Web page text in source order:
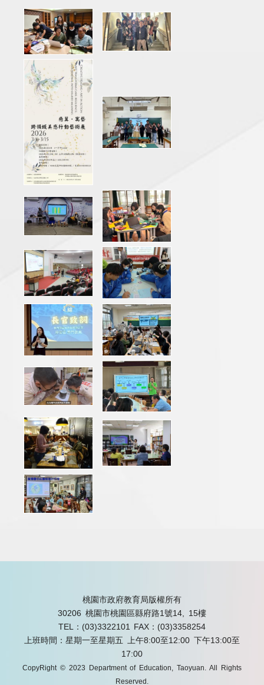
桃園市政府教育局版權所有
30206 桃園市桃園區縣府路1號14, 15樓
TEL：(03)3322101
FAX：(03)3358254
上班時間：星期一至星期五 上午8:00至12:00 下午13:00至
17:00
CopyRight © 2023 Department of Education, Taoyuan. All Rights
Reserved.